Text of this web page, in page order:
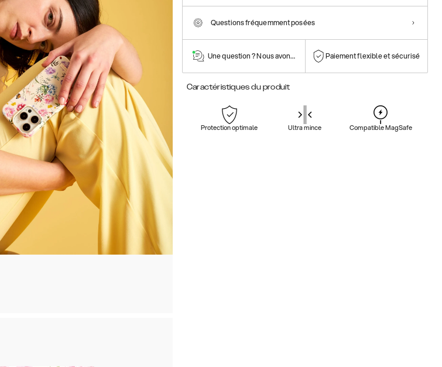
Questions fréquemment posées
Une question ? Nous avons la réponse !Paiement flexible et sécurisé
Caractéristiques du produit
Protection optimale Ultra mince Compatible MagSafe